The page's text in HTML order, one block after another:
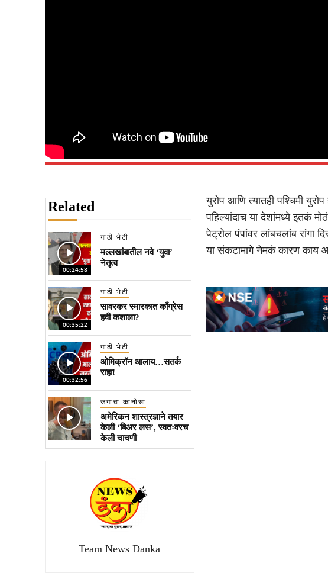
Related
00:24:58
गाठी भेटी
मल्लखांबातील नवे ‘युवा’
नेतृत्व
00:35:22
गाठी भेटी
सावरकर स्मारकात काँग्रेस
हवी कशाला?
00:32:56
गाठी भेटी
ओमिक्रॉन आलाय…सतर्क
राहा!
जगाचा कानोसा
अमेरिकन शास्त्रज्ञाने तयार
केली ‘बिअर लस’, स्वतःवरच
केली चाचणी
Team News Danka
युरोप आणि त्यातही पश्चिमी
पहिल्यांदाच या देशांमध्ये
पेट्रोल पंपांवर लांबचलांब रांगा
या संकटामागे नेमकं कारण काय